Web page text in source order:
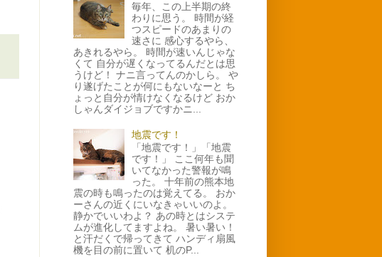
毎年、この上半期の終
わりに思う。 時間が経
つスピードのあまりの
速さに 感心するやら、
あきれるやら。 時間が速いんじゃな
くて 自分が遅くなってるんだとは思
うけど！ ナニ言ってんのかしら。 や
り遂げたことが何にもないなーと ち
ょっと自分が情けなくなるけど おか
しゃんダイジョブですかニ...
地震です！
「地震です！」「地震
です！」 ここ何年も聞
いてなかった警報が鳴
った。 十年前の熊本地
震の時も鳴ったのは覚えてる。 おか
ーさんの近くにいなきゃいいのよ。
静かでいいわよ？ あの時とはシステ
ムが進化してますよね。 暑い暑い！
と汗だくで帰ってきて ハンディ扇風
機を目の前に置いて 机のP...